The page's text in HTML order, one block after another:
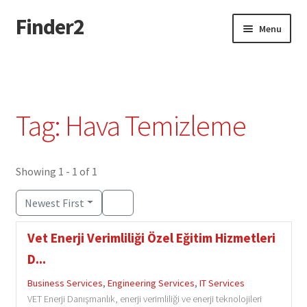
Skip
to
Skip
to
Finder2 Menu
Dashboard
Privacy Policy
Tag: Hava Temizleme
Showing 1 - 1 of 1
Newest First
Vet Enerji Verimliliği Özel Eğitim Hizmetleri
D...
Business Services, Engineering Services, IT Services
VET Enerji Danışmanlık, enerji verimliliği ve enerji teknolojileri